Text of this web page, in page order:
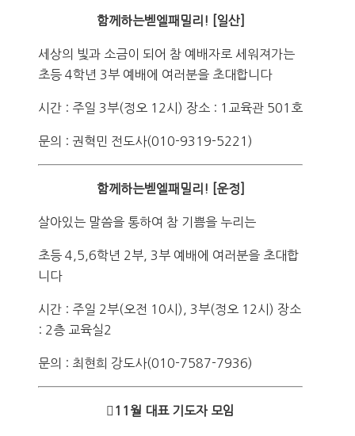
함께하는벧엘패밀리! [일산]
세상의 빛과 소금이 되어 참 예배자로 세워져가는
초등 4학년 3부 예배에 여러분을 초대합니다
시간 : 주일 3부(정오 12시) 장소 : 1교육관 501호
문의 : 권혁민 전도사(010-9319-5221)
함께하는벧엘패밀리! [운정]
살아있는 말씀을 통하여 참 기쁨을 누리는
초등 4,5,6학년 2부, 3부 예배에 여러분을 초대합
니다
시간 : 주일 2부(오전 10시), 3부(정오 12시) 장소
: 2층 교육실2
문의 : 최현희 강도사(010-7587-7936)
11월 대표 기도자 모임